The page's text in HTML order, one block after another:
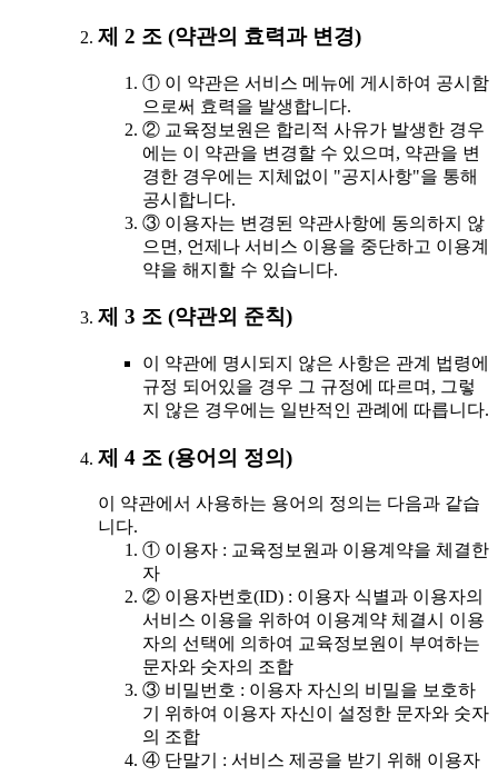
제 2 조 (약관의 효력과 변경)
① 이 약관은 서비스 메뉴에 게시하여 공시함
으로써 효력을 발생합니다.
② 교육정보원은 합리적 사유가 발생한 경우
에는 이 약관을 변경할 수 있으며, 약관을 변
경한 경우에는 지체없이 "공지사항"을 통해
공시합니다.
③ 이용자는 변경된 약관사항에 동의하지 않
으면, 언제나 서비스 이용을 중단하고 이용계
약을 해지할 수 있습니다.
제 3 조 (약관외 준칙)
이 약관에 명시되지 않은 사항은 관계 법령에
규정 되어있을 경우 그 규정에 따르며, 그렇
지 않은 경우에는 일반적인 관례에 따릅니다.
제 4 조 (용어의 정의)
이 약관에서 사용하는 용어의 정의는 다음과 같습
니다.
① 이용자 : 교육정보원과 이용계약을 체결한
자
② 이용자번호(ID) : 이용자 식별과 이용자의
서비스 이용을 위하여 이용계약 체결시 이용
자의 선택에 의하여 교육정보원이 부여하는
문자와 숫자의 조합
③ 비밀번호 : 이용자 자신의 비밀을 보호하
기 위하여 이용자 자신이 설정한 문자와 숫자
의 조합
④ 단말기 : 서비스 제공을 받기 위해 이용자